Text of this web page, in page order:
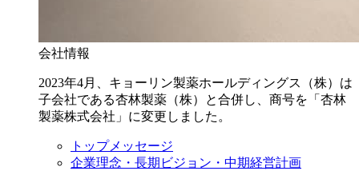
会社情報
2023年4月、キョーリン製薬ホールディングス（株）は
子会社である杏林製薬（株）と合併し、商号を「杏林
製薬株式会社」に変更しました。
トップメッセージ
企業理念・長期ビジョン・中期経営計画